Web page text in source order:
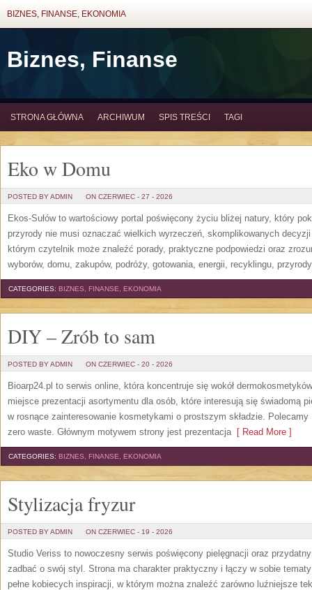
BIZNES, FINANSE, EKONOMIA
Biznes, Finanse
STRONA GŁÓWNA ARCHIWUM SPIS TREŚCI TAGI
Eko w Domu
POSTED BY ADMIN ON CZERWIEC - 27 - 2026
Ekos-Sułów to wartościowy portal poświęcony życiu bliżej natury, który
przyrody nie musi oznaczać wielkich wyrzeczeń, skomplikowanych
którym czytelnik może znaleźć porady, praktyczne podpowiedzi oraz
wyborów, domu, zakupów, podróży, gotowania, energii, recyklingu,
CATEGORIES: BIZNES, FINANSE, EKONOMIA
DIY – Zrób to sam
POSTED BY ADMIN ON CZERWIEC - 20 - 2026
Bioarp24.pl to serwis online, która koncentruje się wokół
miejsce prezentacji asortymentu dla osób, które interesują się świadomą
w rosnące zainteresowanie kosmetykami o prostszym składzie. Polecamy
zero waste. Głównym motywem strony jest prezentacja[ Read More ]
CATEGORIES: BIZNES, FINANSE, EKONOMIA
Stylizacja fryzur
POSTED BY ADMIN ON CZERWIEC - 19 - 2026
Studio Veriss to nowoczesny serwis poświęcony pielęgnacji oraz
zadbać o swój styl. Strona ma charakter praktyczny i łączy w sobie
pełne kobiecych inspiracji, w którym można znaleźć zarówno luźniejsze